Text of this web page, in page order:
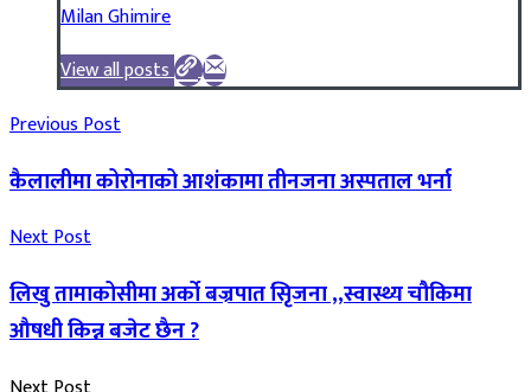
Milan Ghimire
View all posts
Previous Post
कैलालीमा कोरोनाको आशंकामा तीनजना अस्पताल भर्ना
Next Post
लिखु तामाकोसीमा अर्को बज्रपात सिृजना ,,स्वास्थ्य चौकिमा
औषधी किन्न बजेट छैन ?